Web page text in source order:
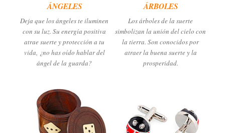
ÁNGELES
Deja que los ángeles te iluminen
con su luz. Su energía positiva
atrae suerte y protección a tu
vida, ¿no has oído hablar del
ángel de la guarda?
ÁRBOLES
Los árboles de la suerte
simbolizan la unión del cielo con
la tierra. Son conocidos por
atraer la buena suerte y la
prosperidad.